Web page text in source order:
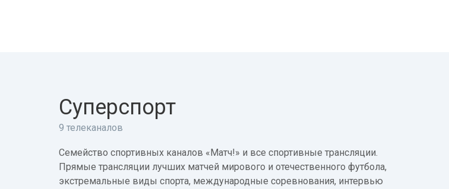
Суперспорт
9 телеканалов
Семейство спортивных каналов «Матч!» и все спортивные трансляции.
Прямые трансляции лучших матчей мирового и отечественного футбола,
экстремальные виды спорта, международные соревнования, интервью